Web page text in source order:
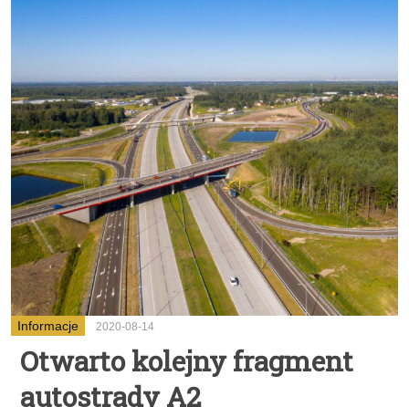
Informacje 2020-08-14
Otwarto kolejny fragment
autostrady A2